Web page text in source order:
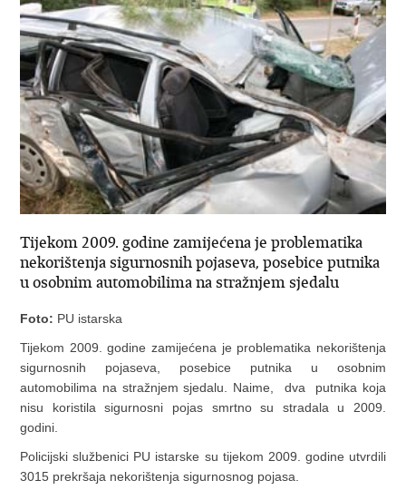
Tijekom 2009. godine zamijećena je problematika
nekorištenja sigurnosnih pojaseva, posebice putnika
u osobnim automobilima na stražnjem sjedalu
Foto: PU istarska
Tijekom 2009. godine zamijećena je problematika nekorištenja
sigurnosnih pojaseva, posebice putnika u osobnim
automobilima na stražnjem sjedalu. Naime, dva putnika koja
nisu koristila sigurnosni pojas smrtno su stradala u 2009.
godini.
Policijski službenici PU istarske su tijekom 2009. godine utvrdili
3015 prekršaja nekorištenja sigurnosnog pojasa.